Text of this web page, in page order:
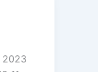
2023